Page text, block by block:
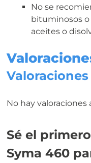
No se
bituminosos
aceites o
Valoraciones
No hay valoraciones
Sé el
Syma 460